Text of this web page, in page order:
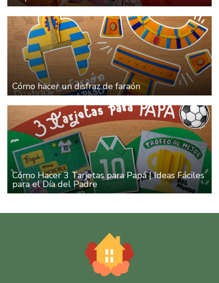
Cómo hacer un disfraz de faraón
Cómo Hacer 3 Tarjetas para Papá | Ideas Fáciles
para el Día del Padre